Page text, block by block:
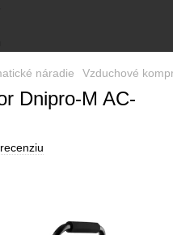
náradie Vzduchové
Dnipro-M AC-